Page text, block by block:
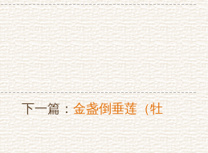
下一篇：金盏倒垂莲（牡
丹）